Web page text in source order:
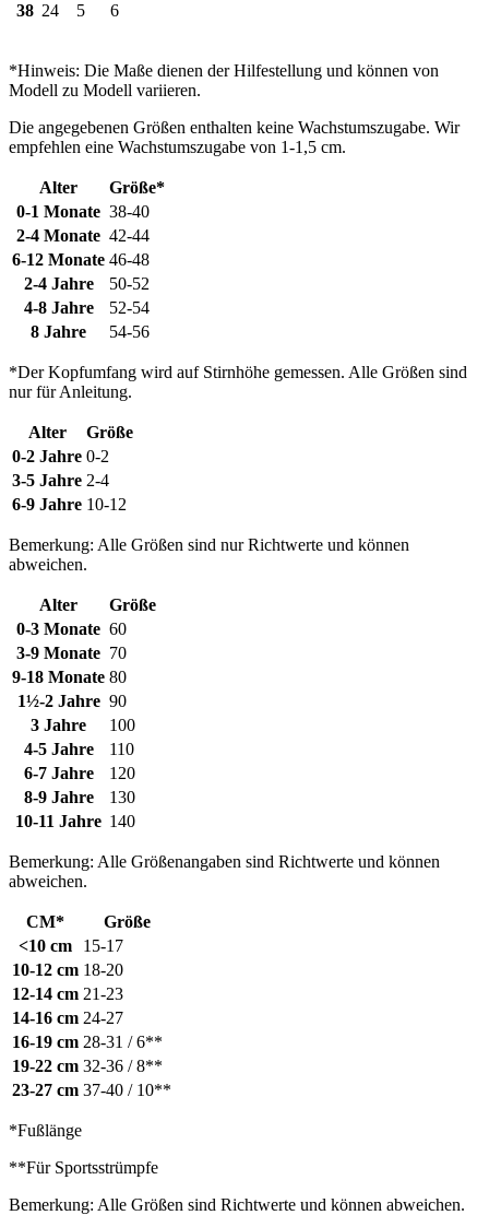
38 24 5 6
*Hinweis: Die Maße dienen der Hilfestellung und können von
Modell zu Modell variieren.
Die angegebenen Größen enthalten keine Wachstumszugabe. Wir
empfehlen eine Wachstumszugabe von 1-1,5 cm.
Alter
Größe*
0-1 Monate 38-40
2-4 Monate 42-44
6-12 Monate 46-48
2-4 Jahre
50-52
4-8 Jahre
52-54
8 Jahre
54-56
*Der Kopfumfang wird auf Stirnhöhe gemessen. Alle Größen sind
nur für Anleitung.
Alter
Größe
0-2 Jahre 0-2
3-5 Jahre 2-4
6-9 Jahre 10-12
Bemerkung: Alle Größen sind nur Richtwerte und können
abweichen.
Alter
Größe
0-3 Monate 60
3-9 Monate 70
9-18 Monate 80
1½-2 Jahre 90
3 Jahre
100
4-5 Jahre
110
6-7 Jahre
120
8-9 Jahre
130
10-11 Jahre 140
Bemerkung: Alle Größenangaben sind Richtwerte und können
abweichen.
CM*
Größe
<10 cm
15-17
10-12 cm 18-20
12-14 cm 21-23
14-16 cm 24-27
16-19 cm 28-31 / 6**
19-22 cm 32-36 / 8**
23-27 cm 37-40 / 10**
*Fußlänge
**Für Sportsstrümpfe
Bemerkung: Alle Größen sind Richtwerte und können abweichen.